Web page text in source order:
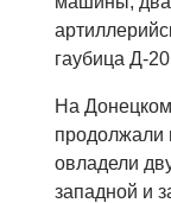
гаубица Д-
На
продолжали
овладели
западной и